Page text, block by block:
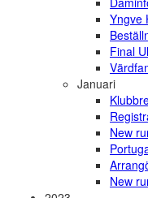
Yngve
Final
Januari
New
New